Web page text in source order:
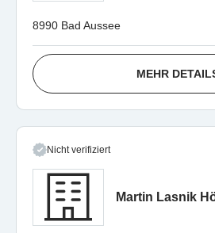
8990 Bad Aussee
MEHR
Nicht verifiziert
Martin Lasnik